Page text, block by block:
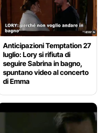
Anticipazioni Temptation 27
luglio: Lory si rifiuta di
seguire Sabrina in bagno,
spuntano video al concerto
di Emma